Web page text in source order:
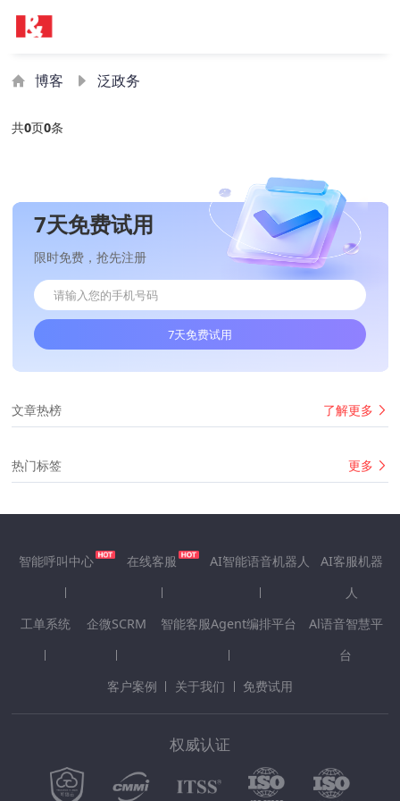
博客 泛政务
共0页0条
7天免费试用
限时免费，抢先注册
7天免费试用
文章热榜 了解更多
热门标签 更多
智能呼叫中心 在线客服 AI智能语音机器人
AI客服机器
人
工单系统
企微SCRM 智能客服Agent编排平台
Al语音智慧平
台
客户案例
关于我们 免费试用
权威认证